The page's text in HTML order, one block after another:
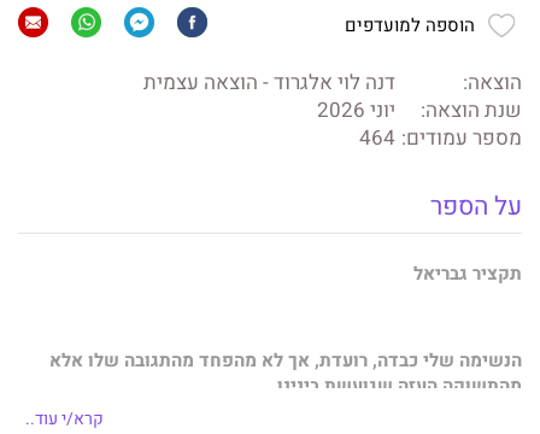
הוספה למועדפים
הוצאה:
דנה לוי אלגרוד - הוצאה עצמית
שנת הוצאה:
יוני 2026
מספר עמודים: 464
על הספר
תקציר גבריאל
הנשימה שלי כבדה, רועדת, אךלא מהפחד מהתגובה שלואלא
מהתשוקה העזה שגועשת בינינו
קרא/י עוד..